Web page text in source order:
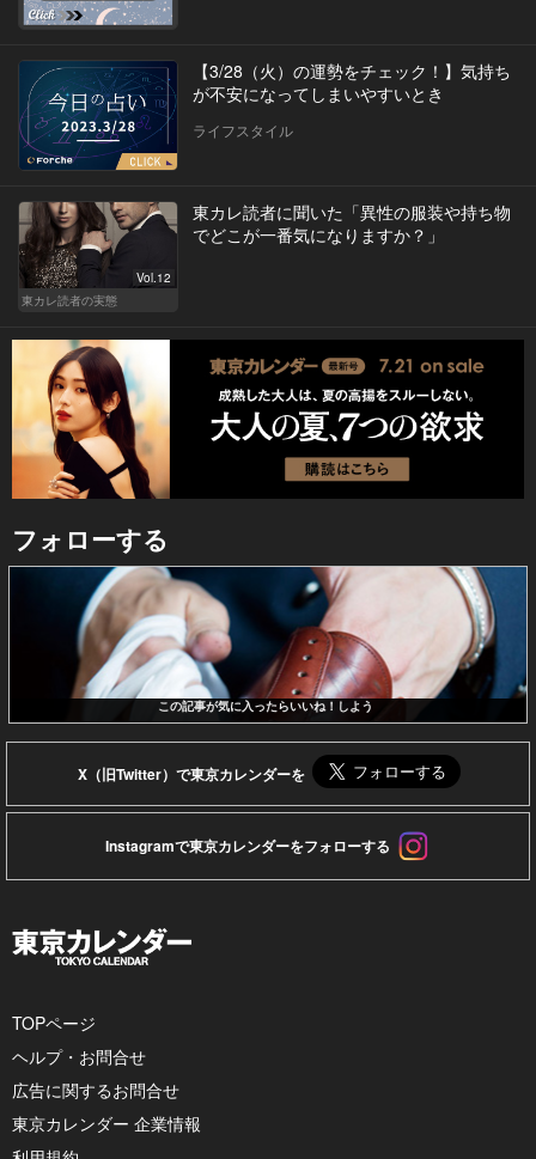
【3/28（火）の運勢をチェック！】気持ち
が不安になってしまいやすいとき
ライフスタイル
Vol.12
東カレ読者の実態
東カレ読者に聞いた「異性の服装や持ち物
でどこが一番気になりますか？」
フォローする
この記事が気に入ったらいいね！しよう
X（旧Twitter）で東京カレンダーを
Instagramで東京カレンダーをフォローする
TOPページ
ヘルプ・お問合せ
広告に関するお問合せ
東京カレンダー 企業情報